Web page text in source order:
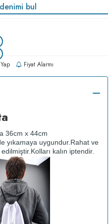
bul
Fiyat Alarmı
36cm x 44cm
yıkamaya uygundur. Rahat ve
Kolları kalın iptendir.